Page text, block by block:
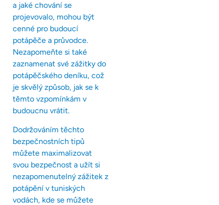
a jaké chování se
projevovalo, mohou být
cenné pro budoucí
potápěče a průvodce.
Nezapomeňte si také
zaznamenat své zážitky do
potápěčského deníku, což
je skvělý způsob, jak se k
těmto vzpomínkám v
budoucnu vrátit.
Dodržováním těchto
bezpečnostních tipů
můžete maximalizovat
svou bezpečnost a užít si
nezapomenutelný zážitek z
potápění v tuniských
vodách, kde se můžete